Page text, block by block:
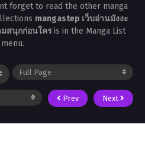
forget to read the other manga
mangastep เว็บอ่านมังงะ
สนุกก่อนใครis in the Manga List
menu.
Prev Next